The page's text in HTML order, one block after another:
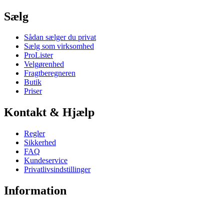
Sælg
Sådan sælger du privat
Sælg som virksomhed
ProLister
Velgørenhed
Fragtberegneren
Butik
Priser
Kontakt & Hjælp
Regler
Sikkerhed
FAQ
Kundeservice
Privatlivsindstillinger
Information